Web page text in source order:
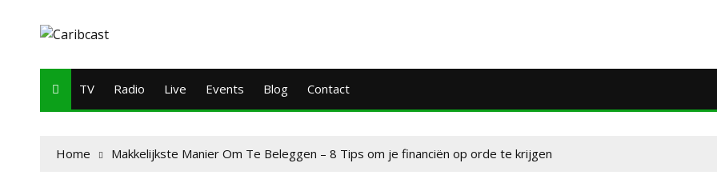
TV Radio Live Events Blog Contact
Home Makkelijkste Manier Om Te Beleggen – 8 Tips om je financiën op orde te krijgen